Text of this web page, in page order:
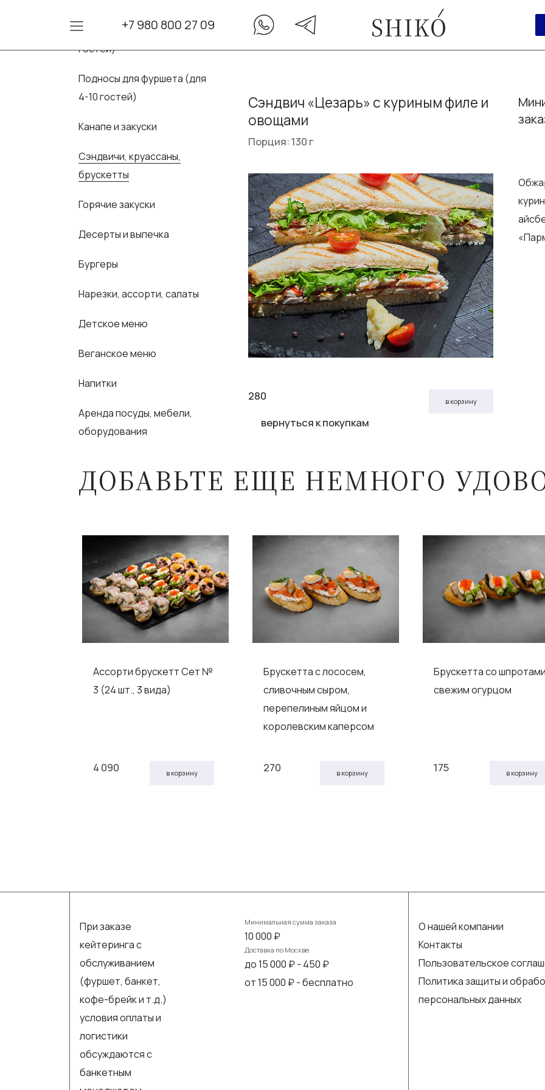
+7 980 800 27 09
Сеты для фуршета (для 10-30
гостей)
Подносы для фуршета (для
4-10 гостей)
Канапе и закуски
Сэндвичи, круассаны,
брускетты
Горячие закуски
Десерты и выпечка
Бургеры
Нарезки, ассорти, салаты
Детское меню
Веганское меню
Напитки
Аренда посуды, мебели,
оборудования
Сэндвич «Цезарь» с куриным филе и
овощами
Порция: 130 г
280 в корзину
вернуться к покупкам
ДОБАВЬТЕ ЕЩЕ НЕМНОГО
Ассорти брускетт Сет №
3 (24 шт., 3 вида)
4 090 в корзину
Брускетта с лососем,
сливочным сыром,
перепелиным яйцом и
королевским каперсом
270 в корзину
Брускетта со
свежим огурцом
175 в корзину
При заказе
кейтеринга с
обслуживанием
(фуршет, банкет,
кофе-брейк и т.д.)
условия оплаты и
логистики
обсуждаются с
банкетным
Минимальная сумма заказа
10 000 ₽
Доставка по Москве
до 15 000 ₽ - 450 ₽
от 15 000 ₽ - бесплатно
О нашей компании
Контакты
Пользовательское
Политика защиты и
персональных данных